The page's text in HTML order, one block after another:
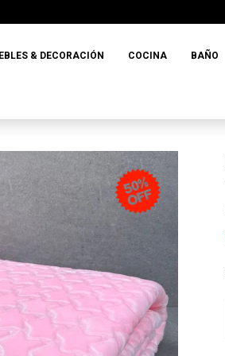
& DECORACIÓN COCINA BAÑO